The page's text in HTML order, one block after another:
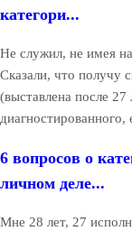
категори...
Не служил, не имея
Сказали, что получу
(выставлена после 27
диагностированного,
6 вопросов о
личном деле...
Мне 28 лет, 27